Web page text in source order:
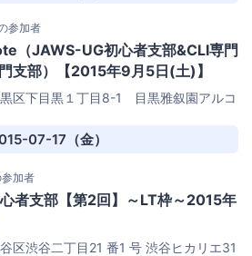
参加者
（JAWS-UG初心者支部&CLI専門
支部）【2015年9月5日(土)】
区下目黒１丁目8-1 目黒雅叙園アルコ
07-17（金）
加者
者支部【第2回】～LT枠～2015年
区渋谷二丁目21 番1 号 渋谷ヒカリエ31